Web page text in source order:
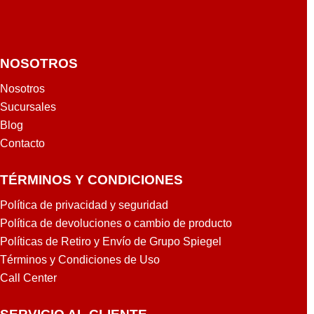
NOSOTROS
Nosotros
Sucursales
Blog
Contacto
TÉRMINOS Y CONDICIONES
Política de privacidad y seguridad
Política de devoluciones o cambio de producto
Políticas de Retiro y Envío de Grupo Spiegel
Términos y Condiciones de Uso
Call Center